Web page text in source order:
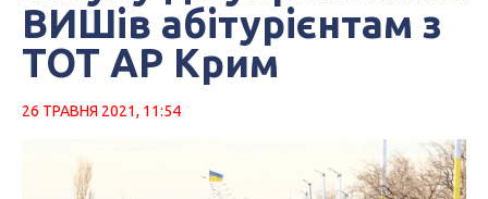
ВИШів абітурієнтам з
ТОТ АР Крим
26 ТРАВНЯ 2021, 11:54